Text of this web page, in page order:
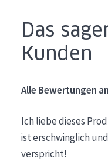
Nachtcreme
Augencreme
PRODUKTLINIE
Das
Kunden
Alle Bewertungen
Ich liebe dieses
ist erschwinglich
verspricht!